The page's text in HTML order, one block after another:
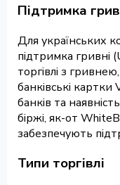
Підтримка
Для українських
підтримка гривні
торгівлі з
банківські
банків та
біржі, як-от
забезпечують
Типи торгівлі